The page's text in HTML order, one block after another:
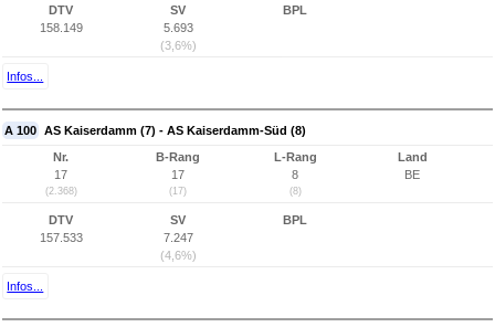
DTV
158.149
SV
5.693
(3,6%)
BPL
Infos...
A 100 AS Kaiserdamm (7) - AS Kaiserdamm-Süd (8)
Nr.
17
(2.368)
B-Rang
17
(17)
L-Rang
8
(8)
Land
BE
DTV
157.533
SV
7.247
(4,6%)
BPL
Infos...